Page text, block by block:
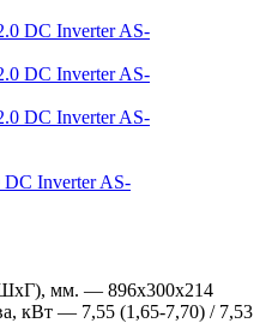
Inverter AS-
мм. — 896x300x214
кВт — 7,55 (1,65-7,70) / 7,53